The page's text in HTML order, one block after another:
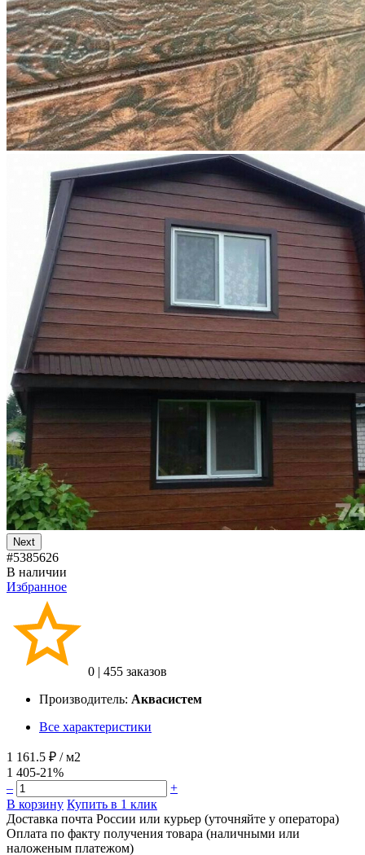
Next
#5385626
В наличии
Избранное
0 | 455 заказов
Производитель: Аквасистем
Все характеристики
1 161.5 ₽ / м2
1 405-21%
–
+
В корзину Купить в 1 клик
Доставка почта России или курьер (уточняйте у оператора)
Оплата по факту получения товара (наличными или
наложеным платежом)